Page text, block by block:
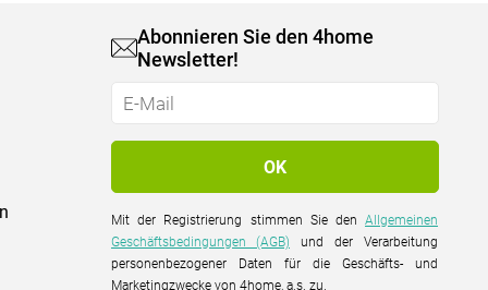
Abonnieren Sie den 4home
Newsletter!
Mit der Registrierung stimmen Sie denAllgemeinen
Geschäftsbedingungen (AGB) und der Verarbeitung
personenbezogener Daten für die Geschäfts- und
Marketingzwecke von 4home, a.s. zu.